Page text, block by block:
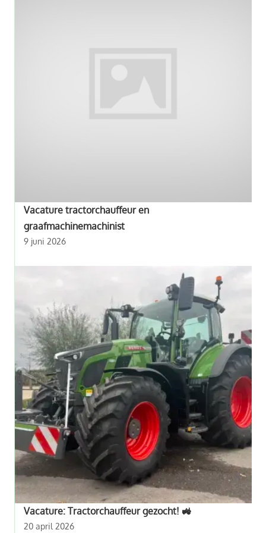
Vacature tractorchauffeur en
graafmachinemachinist
9 juni 2026
Vacature: Tractorchauffeur gezocht! 🚜
20 april 2026